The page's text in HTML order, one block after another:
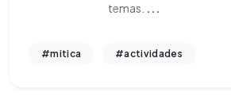
temas. ...
#mitica #actividades